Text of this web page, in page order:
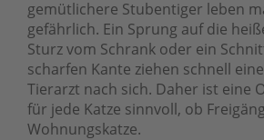
gemütlichere Stubentiger leben
gefährlich. Ein Sprung auf die
Sturz vom Schrank oder ein
scharfen Kante ziehen schnell
Tierarzt nach sich. Daher ist eine
für jede Katze sinnvoll, ob
Wohnungskatze.